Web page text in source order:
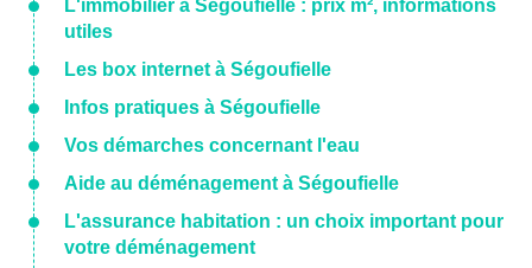
L'immobilier à Ségoufielle : prix m², informations
utiles
Les box internet à Ségoufielle
Infos pratiques à Ségoufielle
Vos démarches concernant l'eau
Aide au déménagement à Ségoufielle
L'assurance habitation : un choix important pour
votre déménagement